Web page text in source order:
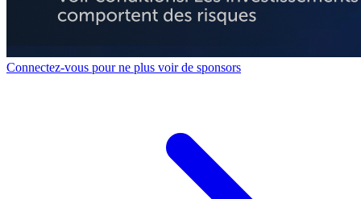
Connectez-vous pour ne plus voir de sponsors